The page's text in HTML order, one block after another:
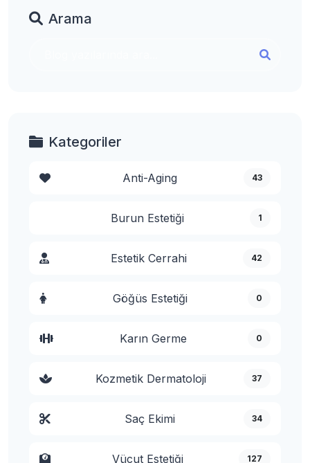
Arama
Kategoriler
Anti-Aging 43
Burun Estetiği 1
Estetik Cerrahi 42
Göğüs Estetiği 0
Karın Germe 0
Kozmetik Dermatoloji 37
Saç Ekimi 34
Vücut Estetiği 127